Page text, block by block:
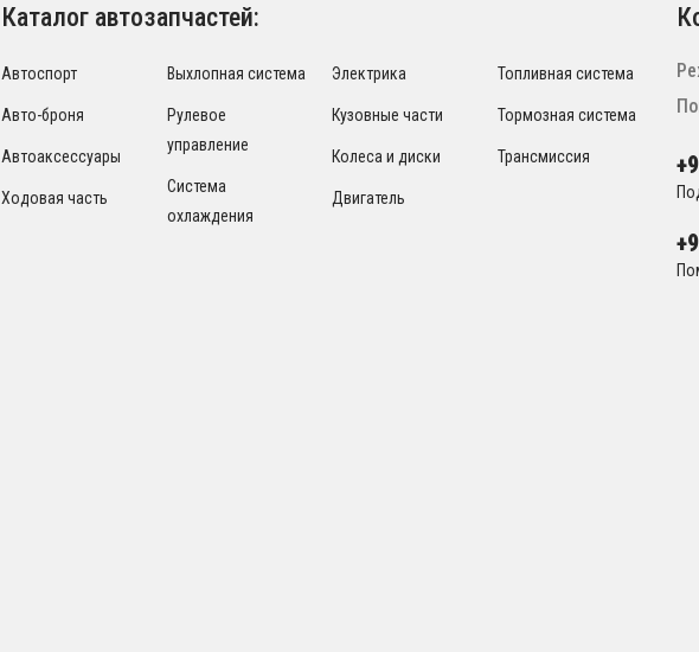
Каталог автозапчастей:
Автоспорт
Авто-броня
Автоаксессуары
Ходовая часть
Выхлопная система
Рулевое
управление
Система
охлаждения
Электрика
Кузовные части
Колеса и диски
Двигатель
Топливная система
Тормозная система
Трансмиссия